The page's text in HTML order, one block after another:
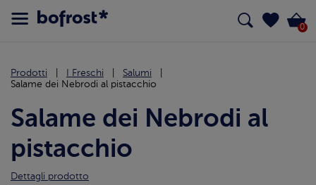
0
Prodotti I Freschi
Salumi
Salame dei Nebrodi al pistacchio
Salame dei Nebrodi al
pistacchio
Dettagli prodotto